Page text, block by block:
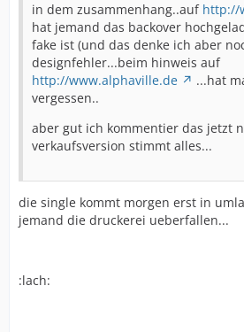
in dem zusammenhang..auf http://
hat jemand das backover
fake ist (und das denke ich aber
designfehler...beim hinweis auf
http://www.alphaville.de
...hat
vergessen..
aber gut ich kommentier das jetzt
verkaufsversion stimmt alles...
die single kommt morgen erst in
jemand die druckerei ueberfallen...
:lach: